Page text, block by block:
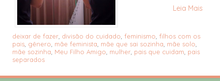
Leia Mais
deixar de fazer, divisão do cuidado, feminismo, filhos com os
pais, gênero, mãe feminista, mãe que sai sozinha, mãe solo,
mãe sozinha, Meu Filho Amigo, mulher, pais que cuidam, pais
separados